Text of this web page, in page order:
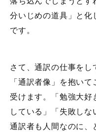
分いじめの道具」と化
です。
さて、通訳の仕事を
「通訳者像」を抱い
受けます。「勉強大好
している」「失敗しな
通訳者も人間なのに、